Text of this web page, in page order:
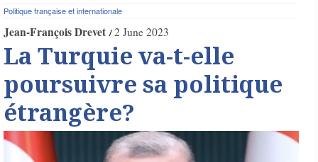
Politique française et internationale
Jean-François Drevet 2 June 2023
La Turquie va-t-elle
poursuivre sa politique
étrangère?